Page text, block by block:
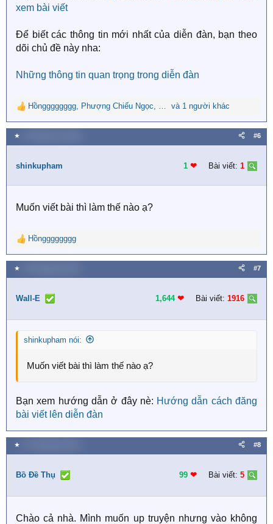
xem bài viết
Để biết các thông tin mới nhất của diễn đàn, bạn theo
dõi chủ đề này nha:
Những thông tin quan trọng trong diễn đàn
R
e
a
c
i
n
:
Hồngggggggg Phượng Chiếu Ngọc Linn Mai
và 1 người khác
★ #6
shinkupham 1 ❤︎ Bài viết: 1
Muốn viết bài thì làm thế nào ạ?
R
e
a
c
i
n
s
Hồngggggggg
★ #7
Wall-E 1,644 ❤︎ Bài viết: 1916
shinkupham nói:
Muốn viết bài thì làm thế nào ạ?
Bạn xem hướng dẫn ở đây nè: Hướng dẫn cách đăng
bài viết lên diễn đàn
★ #8
Bồ Đề Thụ 99 ❤︎ Bài viết: 5
Chào cả nhà. Mình muốn up truyện nhưng vào không